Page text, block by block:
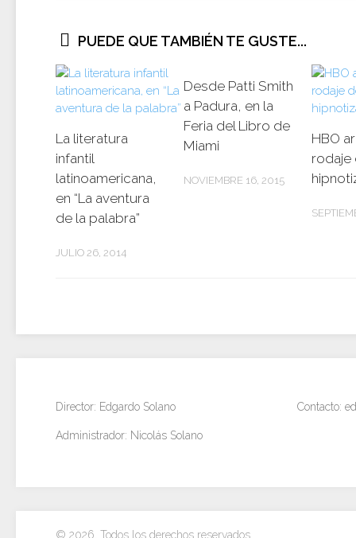
PUEDE QUE TAMBIÉN TE GUSTE...
La literatura
infantil
latinoamericana,
en “La aventura
de la palabra”
JULIO 26, 2014
Desde Patti Smith
a Padura, en la
Feria del Libro de
Miami
NOVIEMBRE 16, 2015
HBO
rodaje
Director: Edgardo Solano
Administrador: Nicolás Solano
Contacto:
© 2026. Todos los derechos reservados.